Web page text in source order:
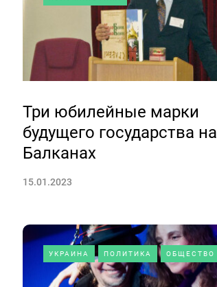
Три юбилейные марки
будущего государства на
Балканах
15.01.2023
УКРАИНА ПОЛИТИКА ОБЩЕСТВО